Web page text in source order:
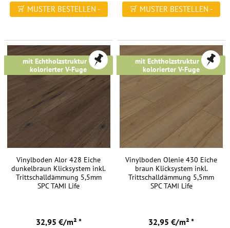
MUSTER BESTELLEN -
MUSTER BESTELLEN -
mit Echtholzstruktur &
kolorierter V-Fuge
Vinylboden Alor 428 Eiche
dunkelbraun Klicksystem inkl.
Trittschalldämmung 5,5mm
SPC TAMI Life
32,95 €/m² *
mit Echtholzstruktur &
kolorierter V-Fuge
Vinylboden Olenie 430 Eiche
braun Klicksystem inkl.
Trittschalldämmung 5,5mm
SPC TAMI Life
32,95 €/m² *